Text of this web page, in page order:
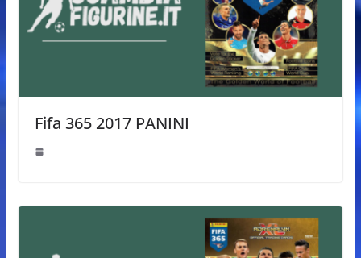
Fifa 365 2017 PANINI